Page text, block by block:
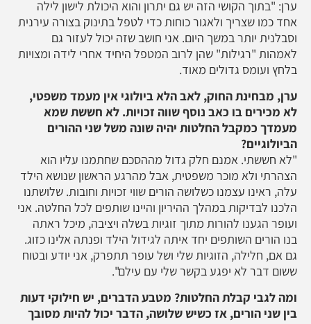
ערן: "בתוך הקושי הזה יש גם יתרון והוא היכולת לישון לילה
אחד כמו שצריך ולאגור כוחות כדי לטפל בתינוק בצורה עירנית
וסבלנית יותר במשך היום. אני חושב שזה יכול לעזור גם
לאמהות "רגילות" שהן לרוב המטפל היחיד אחרי לידה ומצויות
בלחץ ועומס גדולים מאוד.
ערן, מבחינת החוק, לאב הלא ביולוגי אין מעמד משפטי,
לא מכירים בו כאב נוסף שווה זכויות. לא חששת שמא
מעמדך כמקבל החלטות יהיה שונה משל שני ההורים
הביולוגיים?
"לא חששתי. אמנם חלק גדול מההסכם שחתמנו עליו הוא
הצהרתי ולא מוכר משפטית, אבל מהרגע הראשון שנושא הילד
עלה, ראינו עצמנו כשלושה הורים שווי זכויות וחובות. שלושתנו
הלכנו לבדיקות במהלך ההיריון והיינו שותפים לכל החלטה. אני
ועופר הגענו להורות מתוך זוגיות בשלה ויציבה, מיכל ראתה
בנו הורים השותפים יחד איתה לגידול הילד ופנתה אלינו כזוג.
גם אם, חלילה, הזוגיות שלי ושל עופר תתפרק, אני יודע ובטוח
ששום דבר לא יפגע בקשר שלי עם עילם".
ומה לגבי קבלת החלטות? מטבע הדברים, יש חילוקי דעות
בין שני הורים, אז כשיש שלושה, הדבר יכול להיות מסובך